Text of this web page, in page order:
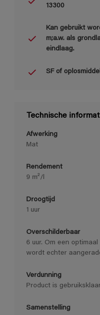
13300
Kan gebruikt
m;a.w. als
eindlaag.
SF of
Technische
Afwerking
Mat
Rendement
9 m²/l
Droogtijd
1 uur
Overschilderbaar
6 uur. Om een
wordt echter
Verdunning
Product is
Samenstelling